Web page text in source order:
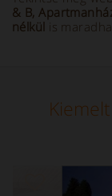
& B,
nélkül is